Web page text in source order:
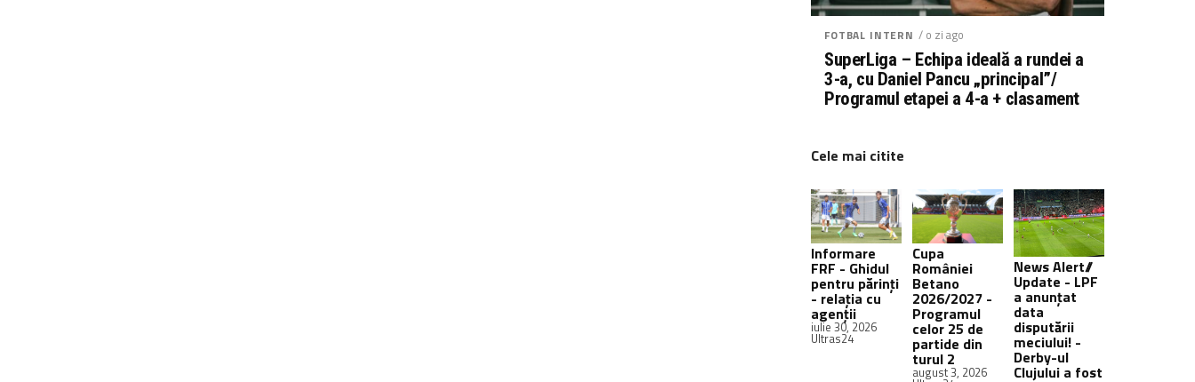
FOTBAL INTERN / o zi ago
SuperLiga – Echipa ideală a rundei a
3-a, cu Daniel Pancu „principal”/
Programul etapei a 4-a + clasament
Cele mai citite
Informare
FRF - Ghidul
pentru părinți
- relația cu
agenții
iulie 30, 2026
Ultras24
Cupa
României
Betano
2026/2027 -
Programul
celor 25 de
partide din
turul 2
august 3, 2026
News Alert//
Update - LPF
a anunțat
data
disputării
meciului! -
Derby-ul
Clujului a fost